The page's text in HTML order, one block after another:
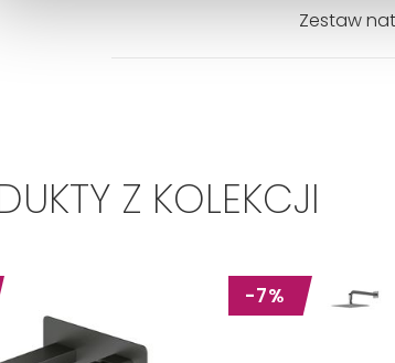
Zestaw
Z KOLEKCJI
-7%